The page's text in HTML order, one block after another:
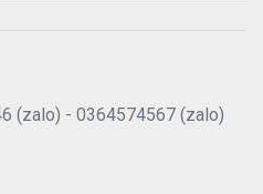
(zalo) - 0364574567 (zalo)